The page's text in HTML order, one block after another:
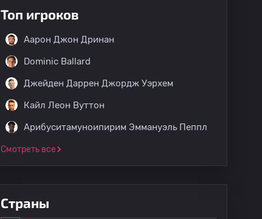
Топ игроков
Аарон Джон Дринан
Dominic Ballard
Джейден Даррен Джордж Уэрхем
Кайл Леон Вуттон
Арибуситамуноипирим Эммануэль Пеппл
Смотреть все
Страны